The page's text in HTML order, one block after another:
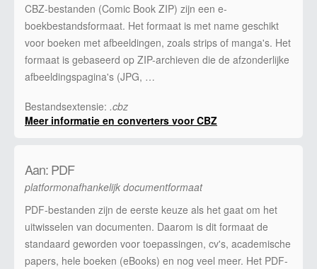
CBZ-bestanden (Comic Book ZIP) zijn een e-
boekbestandsformaat. Het formaat is met name geschikt
voor boeken met afbeeldingen, zoals strips of manga's. Het
formaat is gebaseerd op ZIP-archieven die de afzonderlijke
afbeeldingspagina's (JPG, …
Bestandsextensie: .cbz
Meer informatie en converters voor CBZ
Aan: PDF
platformonafhankelijk documentformaat
PDF-bestanden zijn de eerste keuze als het gaat om het
uitwisselen van documenten. Daarom is dit formaat de
standaard geworden voor toepassingen, cv's, academische
papers, hele boeken (eBooks) en nog veel meer. Het PDF-